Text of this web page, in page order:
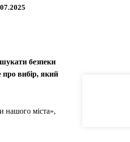
безпеки
про вибір, який
нашого міста»,